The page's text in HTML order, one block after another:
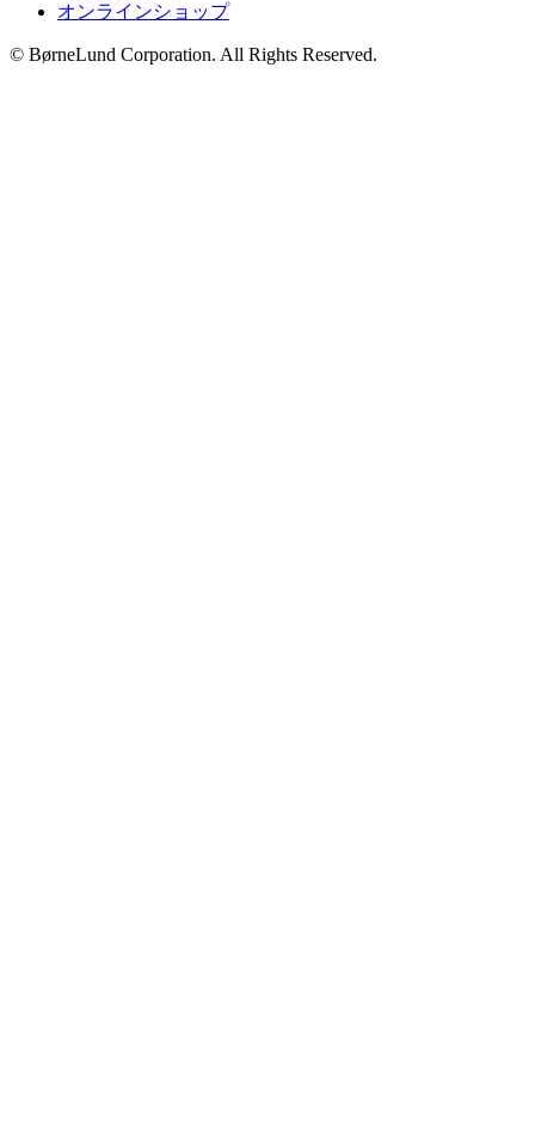
オンラインショップ
© BørneLund Corporation. All Rights Reserved.